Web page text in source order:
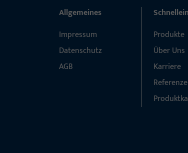
Allgemeines
Impressum
Datenschutz
AGB
Produkte
Über Uns
Karriere